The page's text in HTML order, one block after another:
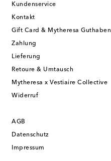
Kundenservice
Kontakt
Gift Card & Mytheresa Guthaben
Zahlung
Lieferung
Retoure & Umtausch
Mytheresa x Vestiaire Collective
Widerruf
AGB
Datenschutz
Impressum